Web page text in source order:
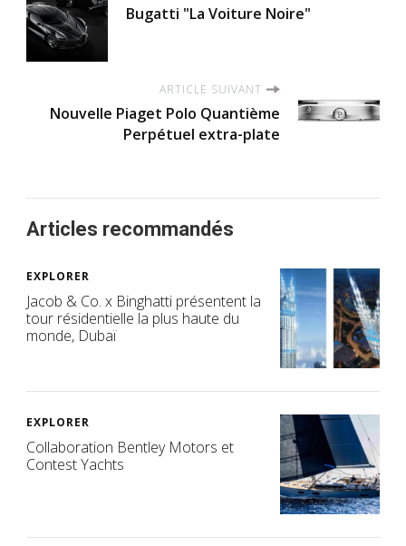
Bugatti "La Voiture Noire"
ARTICLE SUIVANT
Nouvelle Piaget Polo Quantième
Perpétuel extra-plate
Articles recommandés
EXPLORER
Jacob & Co. x Binghatti présentent la
tour résidentielle la plus haute du
monde, Dubaï
EXPLORER
Collaboration Bentley Motors et
Contest Yachts